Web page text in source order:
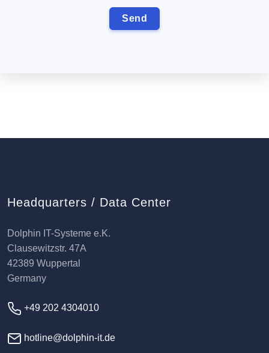
Headquarters / Data Center
Dolphin IT-Systeme e.K.
Clausewitzstr. 47A
42389 Wuppertal
Germany
+49 202 4304010
hotline@dolphin-it.de